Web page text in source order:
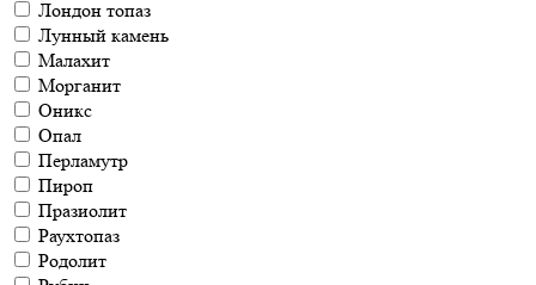
Лондон топаз
Лунный камень
Малахит
Морганит
Оникс
Опал
Перламутр
Пироп
Празиолит
Раухтопаз
Родолит